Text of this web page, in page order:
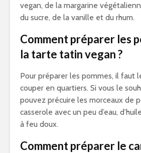
vegan, de la margarine
du sucre, de la vanille et du rhum.
Comment préparer les
la tarte tatin vegan ?
Pour préparer les pommes, il faut
couper en quartiers. Si vous le
pouvez précuire les morceaux de
casserole avec un peu d’eau,
à feu doux.
Comment préparer le